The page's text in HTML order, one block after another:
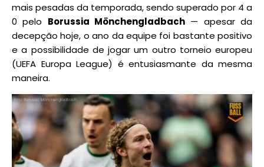
mais pesadas da temporada, sendo superado por 4 a
0 pelo Borussia Mönchengladbach — apesar da
decepção hoje, o ano da equipe foi bastante positivo
e a possibilidade de jogar um outro torneio europeu
(UEFA Europa League) é entusiasmante da mesma
maneira.